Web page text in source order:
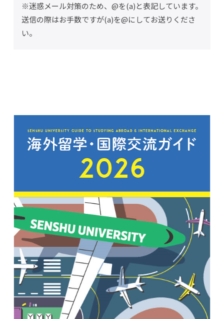
※迷惑メール対策のため、@を(a)と表記しています。
送信の際はお手数ですが(a)を@にしてお送りくださ
い。